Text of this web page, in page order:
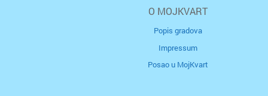
O MOJKVART
Popis gradova
Impressum
Posao u MojKvart